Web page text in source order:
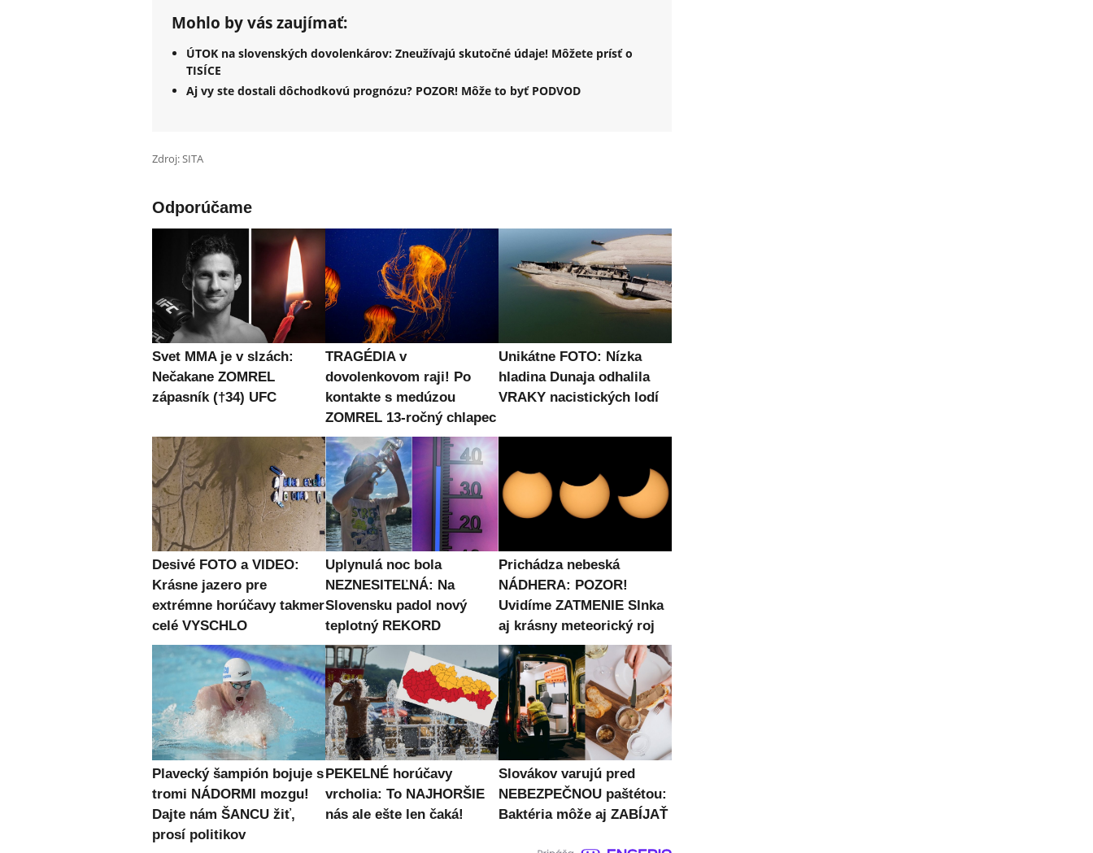
Mohlo by vás zaujímať:
ÚTOK na slovenských dovolenkárov: Zneužívajú skutočné údaje! Môžete prísť o
TISÍCE
Aj vy ste dostali dôchodkovú prognózu? POZOR! Môže to byť PODVOD
Zdroj: SITA
Odporúčame
Svet MMA je v slzách:
Nečakane ZOMREL
zápasník (†34) UFC
TRAGÉDIA v
dovolenkovom raji! Po
kontakte s medúzou
ZOMREL 13-ročný chlapec
Unikátne FOTO: Nízka
hladina Dunaja odhalila
VRAKY nacistických lodí
Desivé FOTO a VIDEO:
Krásne jazero pre
extrémne horúčavy takmer
celé VYSCHLO
Uplynulá noc bola
NEZNESITEĽNÁ: Na
Slovensku padol nový
teplotný REKORD
Prichádza nebeská
NÁDHERA: POZOR!
Uvidíme ZATMENIE Slnka
aj krásny meteorický roj
Plavecký šampión bojuje s
tromi NÁDORMI mozgu!
Dajte nám ŠANCU žiť,
prosí politikov
PEKELNÉ horúčavy
vrcholia: To NAJHORŠIE
nás ale ešte len čaká!
Slovákov varujú pred
NEBEZPEČNOU paštétou:
Baktéria môže aj ZABÍJAŤ